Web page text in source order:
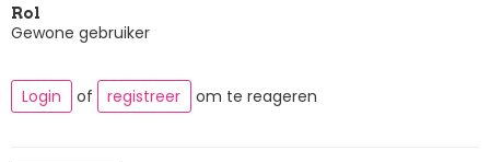
Rol
Gewone gebruiker
Login of registreer om te reageren